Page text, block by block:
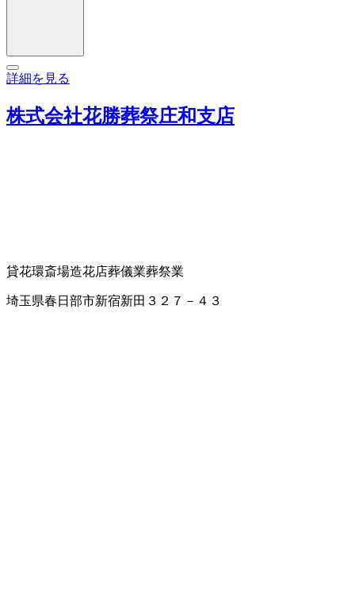
詳細を見る
株式会社花勝葬祭庄和支店
貸花環斎場造花店葬儀業葬祭業
埼玉県春日部市新宿新田３２７－４３